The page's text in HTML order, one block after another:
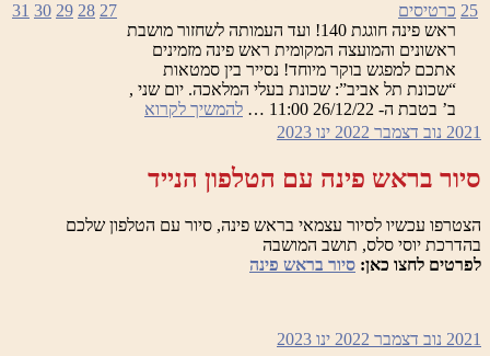
25 כרטיסים
ראש פינה חוגגת 140! ועד העמותה לשחזור מושבת
ראשונים והמועצה המקומית ראש פינה מזמינים
אתכם למפגש בוקר מיוחד! נסייר בין סמטאות
“שכונת תל אביב”: שכונת בעלי המלאכה. יום שני ,
ב’ בטבת ה- 26/12/22 11:00 …
להמשיך לקרוא
בתים
27
28
29
30
31
2021 נוב דצמבר 2022 ינו 2023
סיור בראש פינה עם הטלפון הנייד
הצטרפו עכשיו לסיור עצמאי בראש פינה, סיור עם הטלפון שלכם
בהדרכת יוסי סלס, תושב המושבה
לפרטים לחצו כאן: סיור בראש פינה
2021 נוב דצמבר 2022 ינו 2023